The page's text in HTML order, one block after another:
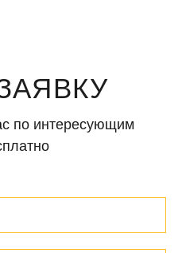
по интересующим